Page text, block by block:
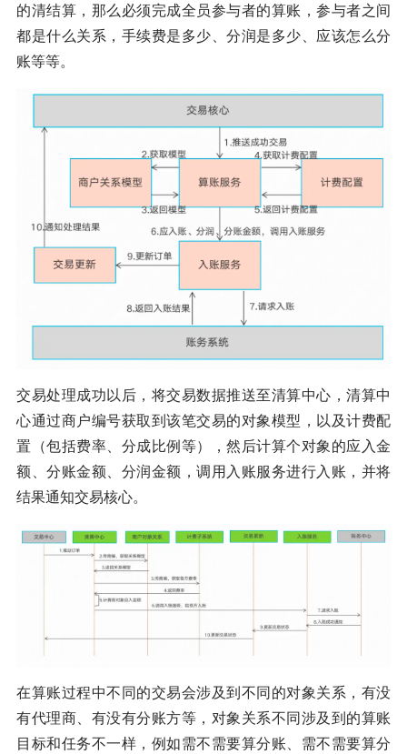
的清结算，那么必须完成全员参与者的算账，参与者之间
都是什么关系，手续费是多少、分润是多少、应该怎么分
账等等。
交易处理成功以后，将交易数据推送至清算中心，清算中
心通过商户编号获取到该笔交易的对象模型，以及计费配
置（包括费率、分成比例等），然后计算个对象的应入金
额、分账金额、分润金额，调用入账服务进行入账，并将
结果通知交易核心。
在算账过程中不同的交易会涉及到不同的对象关系，有没
有代理商、有没有分账方等，对象关系不同涉及到的算账
目标和任务不一样，例如需不需要算分账、需不需要算分